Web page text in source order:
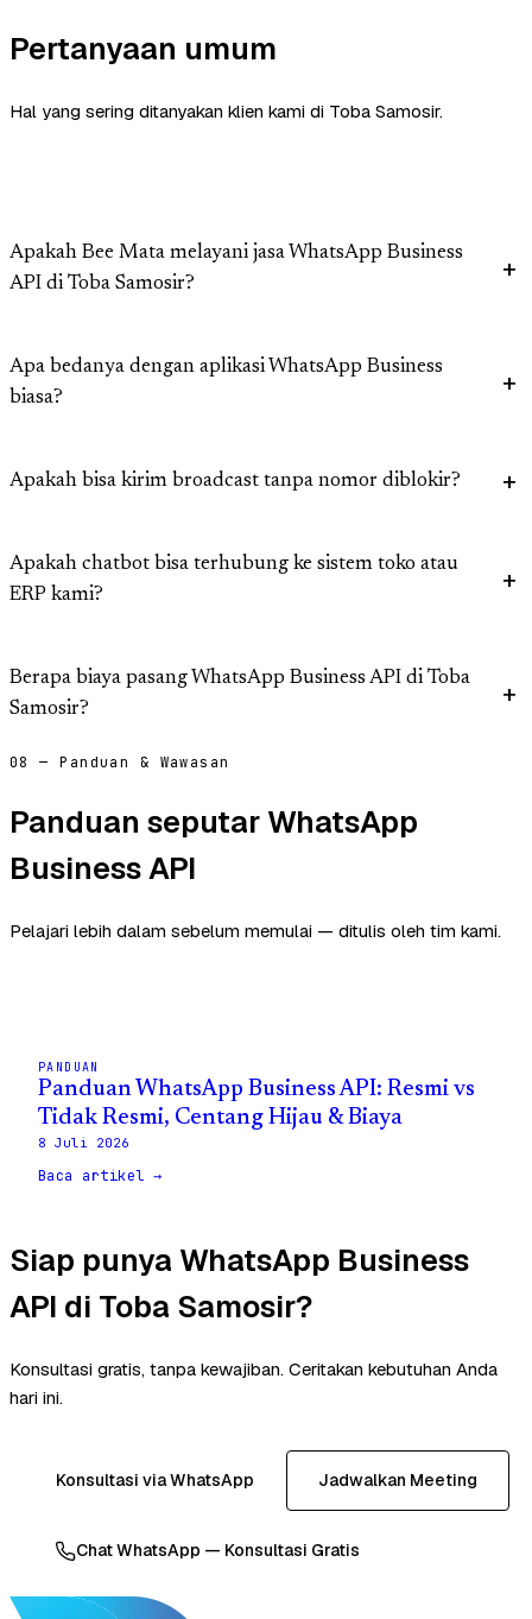
Pertanyaan umum
Hal yang sering ditanyakan klien kami di Toba Samosir.
Apakah Bee Mata melayani jasa WhatsApp Business
API di Toba Samosir?
Apa bedanya dengan aplikasi WhatsApp Business
biasa?
Apakah bisa kirim broadcast tanpa nomor diblokir?
Apakah chatbot bisa terhubung ke sistem toko atau
ERP kami?
Berapa biaya pasang WhatsApp Business API di Toba
Samosir?
08 — Panduan & Wawasan
Panduan seputar WhatsApp
Business API
Pelajari lebih dalam sebelum memulai — ditulis oleh tim kami.
PANDUAN
Panduan WhatsApp Business API: Resmi vs
Tidak Resmi, Centang Hijau & Biaya
8 Juli 2026
Baca artikel →
Siap punya WhatsApp Business
API di Toba Samosir?
Konsultasi gratis, tanpa kewajiban. Ceritakan kebutuhan Anda
hari ini.
Konsultasi via WhatsApp Jadwalkan Meeting
Chat WhatsApp — Konsultasi Gratis